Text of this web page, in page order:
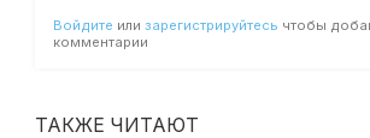
Войдите или зарегистрируйтесь чтобы
комментарии
ТАКЖЕ ЧИТАЮТ